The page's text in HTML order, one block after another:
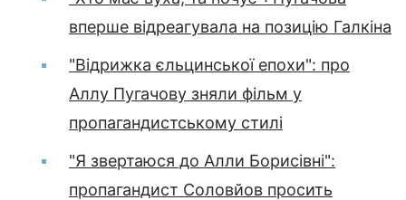
вперше відреагувала на позицію Галкіна
"Відрижка єльцинської епохи": про
Аллу Пугачову зняли фільм у
пропагандистському стилі
"Я звертаюся до Алли Борисівні":
пропагандист Соловйов просить